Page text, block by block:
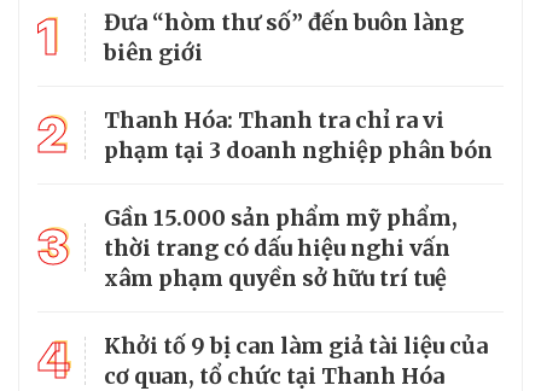
1
Đưa “hòm thư số” đến buôn làng
biên giới
2
Thanh Hóa: Thanh tra chỉ ra vi
phạm tại 3 doanh nghiệp phân bón
3
Gần 15.000 sản phẩm mỹ phẩm,
thời trang có dấu hiệu nghi vấn
xâm phạm quyền sở hữu trí tuệ
4
Khởi tố 9 bị can làm giả tài liệu của
cơ quan, tổ chức tại Thanh Hóa